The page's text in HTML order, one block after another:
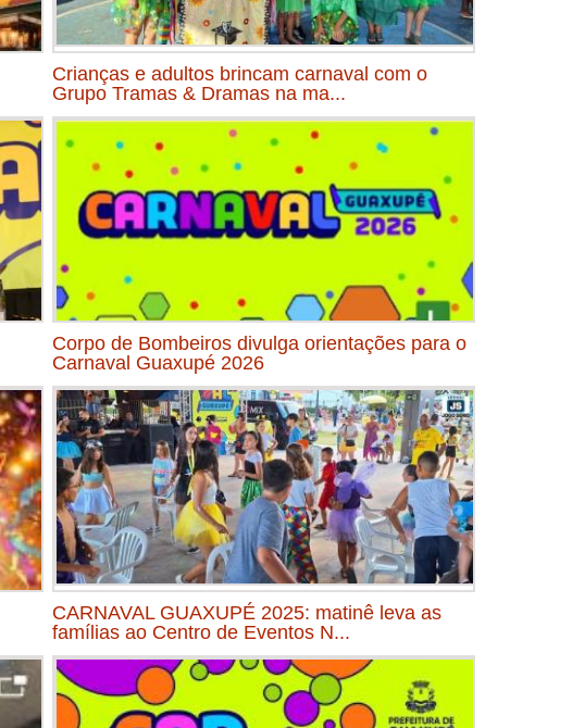
Crianças e adultos brincam carnaval com o
Grupo Tramas & Dramas na ma...
Corpo de Bombeiros divulga orientações para o
Carnaval Guaxupé 2026
CARNAVAL GUAXUPÉ 2025: matinê leva as
famílias ao Centro de Eventos N...